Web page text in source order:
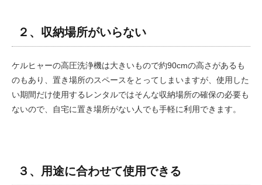
２、収納場所がいらない
ケルヒャーの高圧洗浄機は大きいもので約90cmの高さがあるも
のもあり、置き場所のスペースをとってしまいますが、使用した
い期間だけ使用するレンタルではそんな収納場所の確保の必要も
ないので、自宅に置き場所がない人でも手軽に利用できます。
３、用途に合わせて使用できる